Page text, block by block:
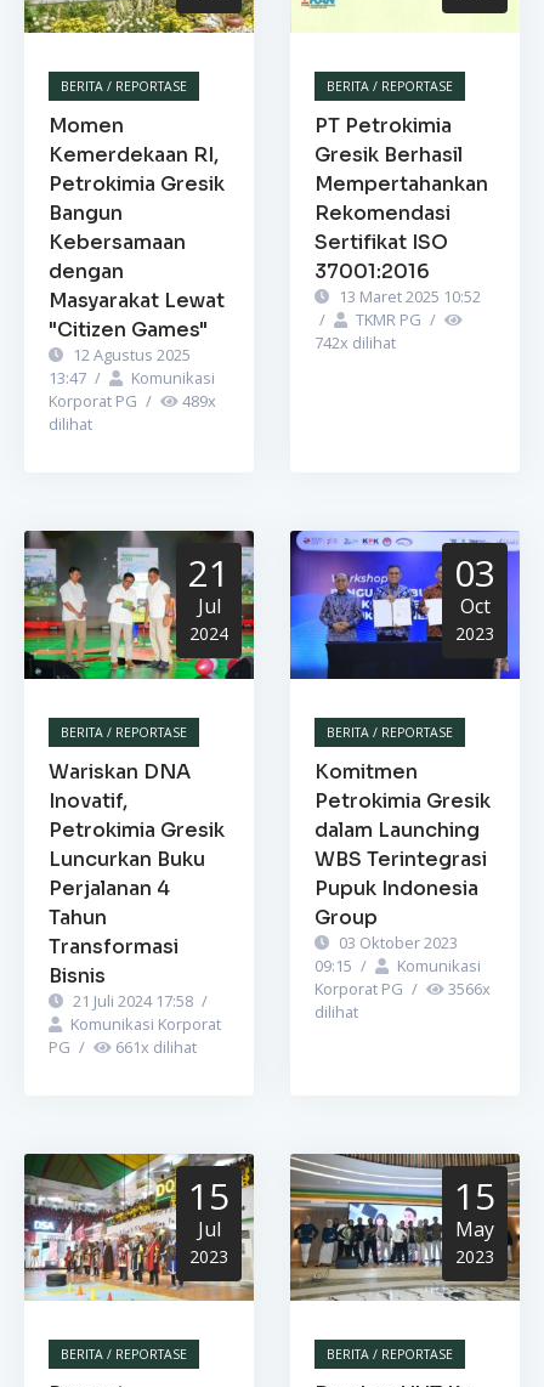
BERITA / REPORTASE
Momen
Kemerdekaan RI,
Petrokimia Gresik
Bangun
Kebersamaan
dengan
Masyarakat Lewat
"Citizen Games"
12 Agustus 2025
13:47 /
Komunikasi
Korporat PG / 489x
dilihat
BERITA / REPORTASE
PT Petrokimia
Gresik Berhasil
Mempertahankan
Rekomendasi
Sertifikat ISO
37001:2016
13 Maret 2025 10:52
/
TKMR PG /
742x dilihat
21
Jul
2024
BERITA / REPORTASE
Wariskan DNA
Inovatif,
Petrokimia Gresik
Luncurkan Buku
Perjalanan 4
Tahun
Transformasi
Bisnis
21 Juli 2024 17:58 /
Komunikasi Korporat
PG / 661x dilihat
03
Oct
2023
BERITA / REPORTASE
Komitmen
Petrokimia Gresik
dalam Launching
WBS Terintegrasi
Pupuk Indonesia
Group
03 Oktober 2023
09:15 /
Komunikasi
Korporat PG / 3566x
dilihat
15
Jul
2023
BERITA / REPORTASE
15
May
2023
BERITA / REPORTASE